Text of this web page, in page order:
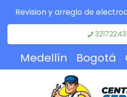
Revision y arreglo de
Medellín Bogotá